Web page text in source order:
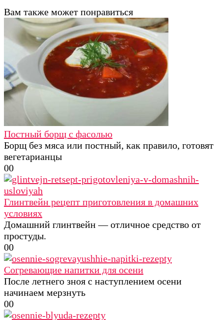
Вам также может понравиться
Постный борщ с фасолью
Борщ без мяса или постный, как правило, готовят
вегетарианцы
00
Глинтвейн рецепт приготовления в домашних
условиях
Домашний глинтвейн — отличное средство от
простуды.
00
Согревающие напитки для осени
После летнего зноя с наступлением осени
начинаем мерзнуть
00